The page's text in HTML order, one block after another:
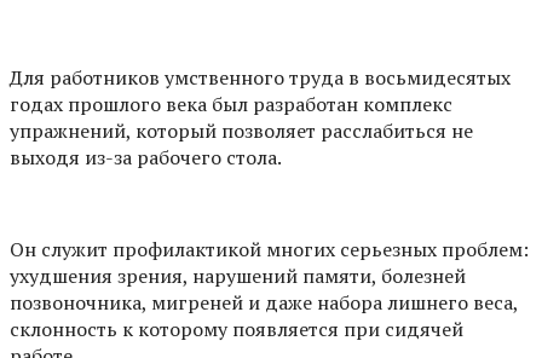
Для работников умственного труда в восьмидесятых
годах прошлого века был разработан комплекс
упражнений, который позволяет расслабиться не
выходя из-за рабочего стола.
Он служит профилактикой многих серьезных проблем:
ухудшения зрения, нарушений памяти, болезней
позвоночника, мигреней и даже набора лишнего веса,
склонность к которому появляется при сидячей